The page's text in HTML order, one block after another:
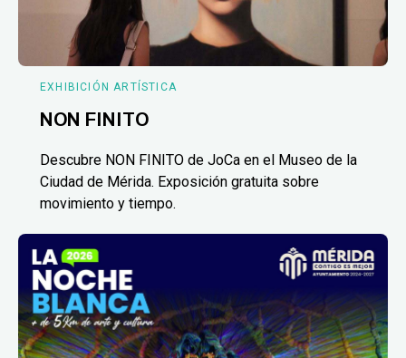
EXHIBICIÓN ARTÍSTICA
NON FINITO
Descubre NON FINITO de JoCa en el Museo de la
Ciudad de Mérida. Exposición gratuita sobre
movimiento y tiempo.